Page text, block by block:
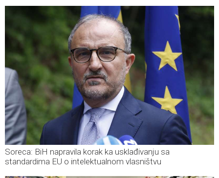
Soreca: BiH napravila korak ka usklađivanju sa
standardima EU o intelektualnom vlasništvu